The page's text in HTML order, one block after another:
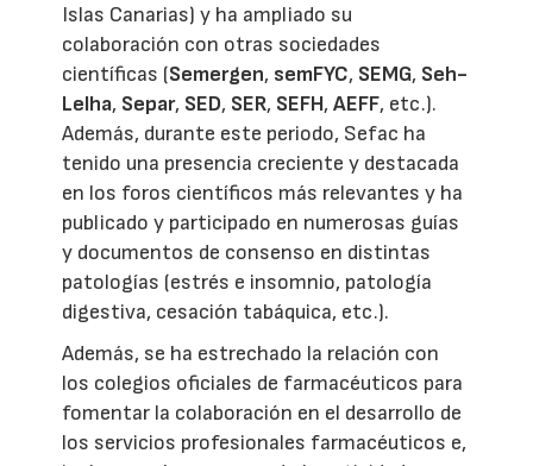
Islas Canarias) y ha ampliado su
colaboración con otras sociedades
científicas (Semergen, semFYC, SEMG, Seh-
Lelha, Separ, SED, SER, SEFH,AEFF, etc.).
Además, durante este periodo, Sefac ha
tenido una presencia creciente y destacada
en los foros científicos más relevantes y ha
publicado y participado en numerosas guías
y documentos de consenso en distintas
patologías (estrés e insomnio, patología
digestiva, cesación tabáquica, etc.).
Además, se ha estrechado la relación con
los colegios oficiales de farmacéuticos para
fomentar la colaboración en el desarrollo de
los servicios profesionales farmacéuticos e,